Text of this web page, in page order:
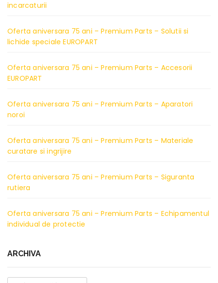
incarcaturii
Oferta aniversara 75 ani – Premium Parts – Solutii si
lichide speciale EUROPART
Oferta aniversara 75 ani – Premium Parts – Accesorii
EUROPART
Oferta aniversara 75 ani – Premium Parts – Aparatori
noroi
Oferta aniversara 75 ani – Premium Parts – Materiale
curatare si ingrijire
Oferta aniversara 75 ani – Premium Parts – Siguranta
rutiera
Oferta aniversara 75 ani – Premium Parts – Echipamentul
individual de protectie
ARCHIVA